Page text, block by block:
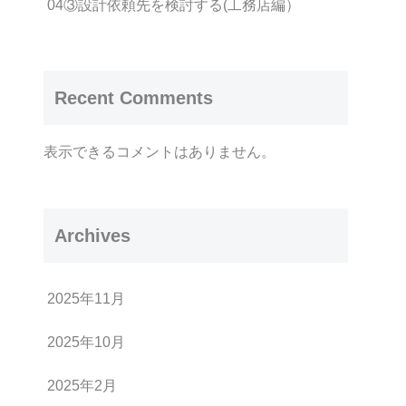
04③設計依頼先を検討する(工務店編）
Recent Comments
表示できるコメントはありません。
Archives
2025年11月
2025年10月
2025年2月